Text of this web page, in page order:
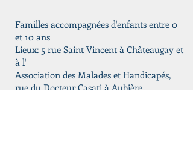
Familles accompagnées d'enfants entre 0
et 10 ans
Lieux: 5 rue Saint Vincent à Châteaugay et
à l'
Association des Malades et Handicapés,
rue du Docteur Casati à Aubière